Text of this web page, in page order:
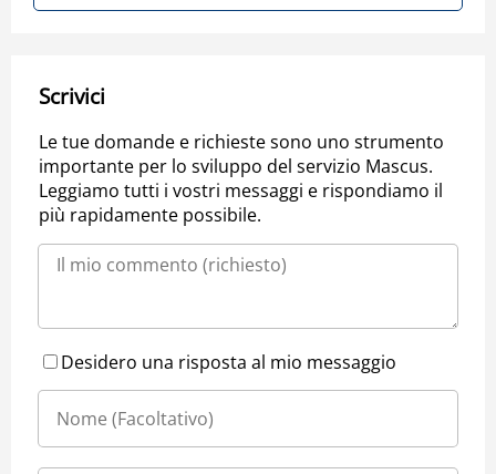
Scrivici
Le tue domande e richieste sono uno strumento
importante per lo sviluppo del servizio Mascus.
Leggiamo tutti i vostri messaggi e rispondiamo il
più rapidamente possibile.
Desidero una risposta al mio messaggio